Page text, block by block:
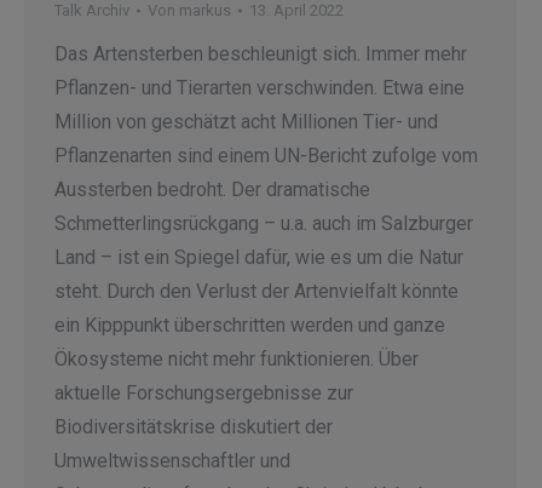
Talk Archiv Von markus 13. April 2022
Das Artensterben beschleunigt sich. Immer mehr
Pflanzen- und Tierarten verschwinden. Etwa eine
Million von geschätzt acht Millionen Tier- und
Pflanzenarten sind einem UN-Bericht zufolge vom
Aussterben bedroht. Der dramatische
Schmetterlingsrückgang – u.a. auch im Salzburger
Land – ist ein Spiegel dafür, wie es um die Natur
steht. Durch den Verlust der Artenvielfalt könnte
ein Kipppunkt überschritten werden und ganze
Ökosysteme nicht mehr funktionieren. Über
aktuelle Forschungsergebnisse zur
Biodiversitätskrise diskutiert der
Umweltwissenschaftler und